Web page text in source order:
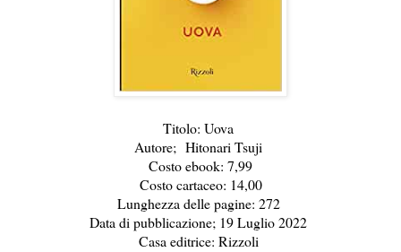
Titolo: Uova
Autore; Hitonari Tsuji
Costo ebook: 7,99
Costo cartaceo: 14,00
Lunghezza delle pagine: 272
Data di pubblicazione; 19 Luglio 2022
Casa editrice: Rizzoli